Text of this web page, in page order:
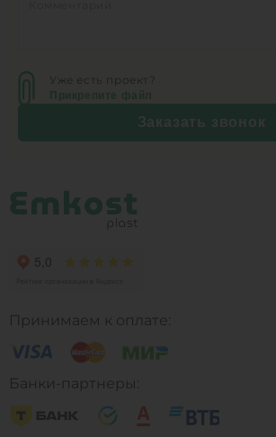
Уже есть проект?
Прикрепите файл
Заказать звонок
Принимаем к оплате:
Банки-партнеры: